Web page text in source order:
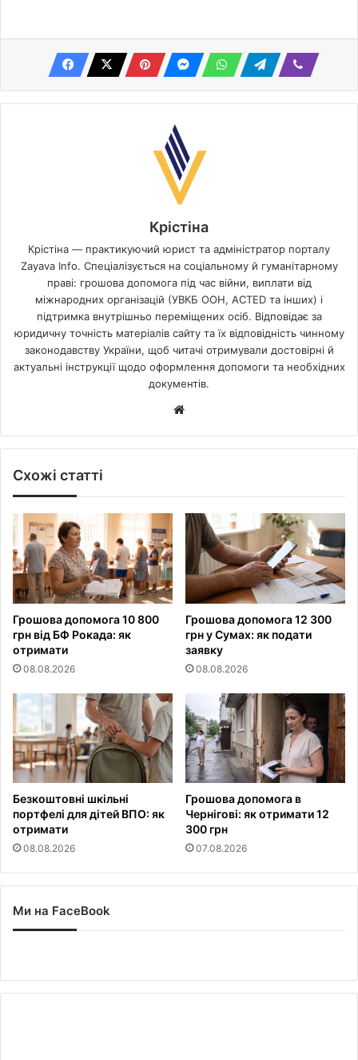
Крістіна
Крістіна — практикуючий юрист та адміністратор порталу
Zayava Info. Спеціалізується на соціальному й гуманітарному
праві: грошова допомога під час війни, виплати від
міжнародних організацій (УВКБ ООН, ACTED та інших) і
підтримка внутрішньо переміщених осіб. Відповідає за
юридичну точність матеріалів сайту та їх відповідність чинному
законодавству України, щоб читачі отримували достовірні й
актуальні інструкції щодо оформлення допомоги та необхідних
документів.
Схожі статті
Грошова допомога 10 800
грн від БФ Рокада: як
отримати
08.08.2026
Грошова допомога 12 300
грн у Сумах: як подати
заявку
08.08.2026
Безкоштовні шкільні
портфелі для дітей ВПО: як
отримати
08.08.2026
Грошова допомога в
Чернігові: як отримати 12
300 грн
07.08.2026
Ми на FaceBook